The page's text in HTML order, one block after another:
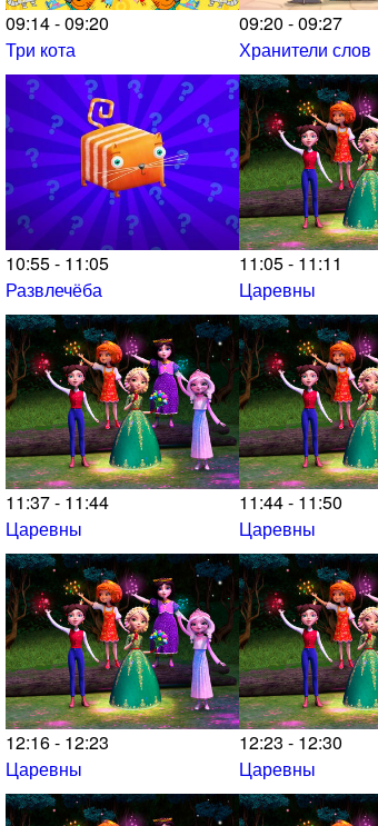
09:14 - 09:20
Три кота
09:20 - 09:27
Хранители слов
10:55 - 11:05
Развлечёба
11:05 - 11:11
Царевны
11:37 - 11:44
Царевны
11:44 - 11:50
Царевны
12:16 - 12:23
Царевны
12:23 - 12:30
Царевны